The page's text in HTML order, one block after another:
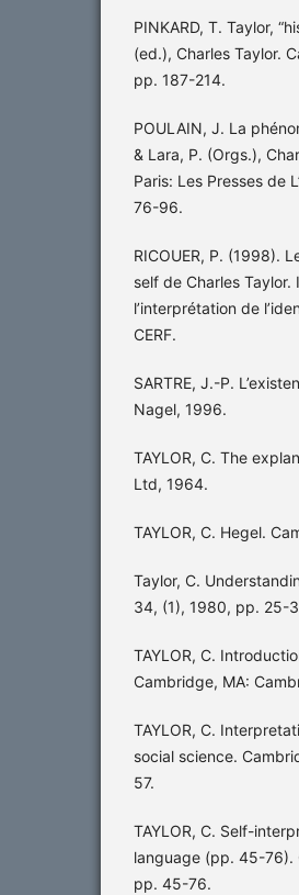
PINKARD, T. Taylor,
(ed.), Charles Taylor.
pp. 187-214.
POULAIN, J. La
& Lara, P. (Orgs.),
Paris: Les Presses de
76-96.
RICOUER, P. (1998).
self de Charles
l’interprétation de
CERF.
SARTRE, J.-P.
Nagel, 1996.
TAYLOR, C. The
Ltd, 1964.
TAYLOR, C. Hegel.
Taylor, C.
34, (1), 1980, pp. 25-
TAYLOR, C.
Cambridge, MA:
TAYLOR, C.
social science.
57.
TAYLOR, C. Self-
language (pp. 45-76).
pp. 45-76.